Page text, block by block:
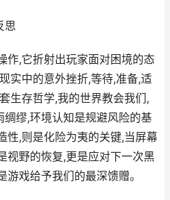
思
作,它折射出玩家面对困境的态
实中的意外挫折,等待,准备,适
生存哲学,我的世界教会我们,
缪,环境认知是规避风险的基
性,则是化险为夷的关键,当屏幕
视野的恢复,更是应对下一次黑
戏给予我们的最深馈赠。